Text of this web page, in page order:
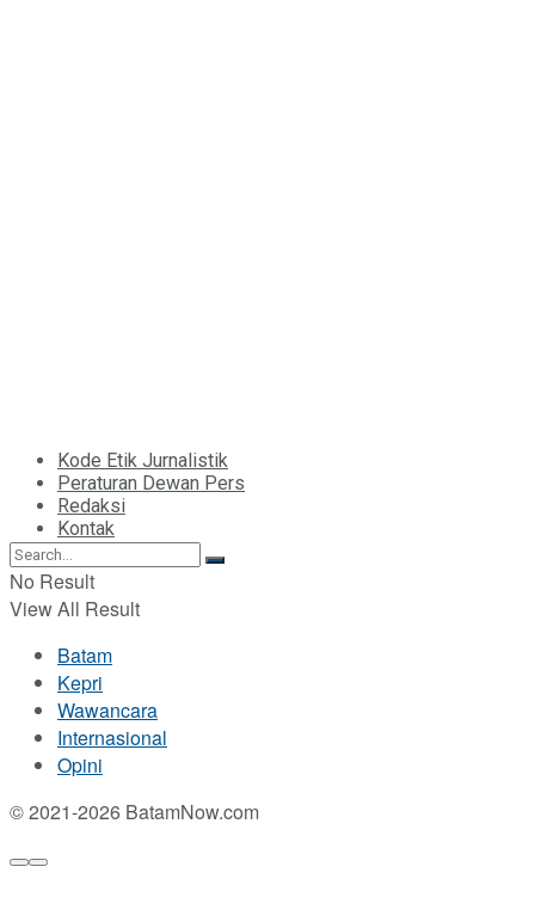
Kode Etik Jurnalistik
Peraturan Dewan Pers
Redaksi
Kontak
No Result
View All Result
Batam
Kepri
Wawancara
Internasional
Opini
© 2021-2026 BatamNow.com